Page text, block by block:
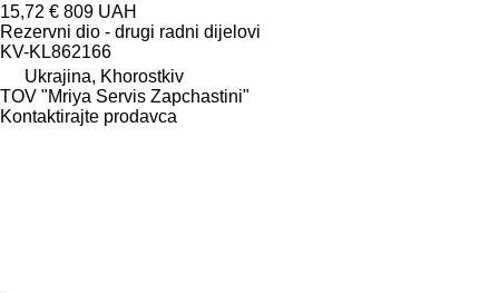
15,72 € 809 UAH
Rezervni dio - drugi radni dijelovi
KV-KL862166
Ukrajina, Khorostkiv
TOV "Mriya Servis Zapchastini"
Kontaktirajte prodavca